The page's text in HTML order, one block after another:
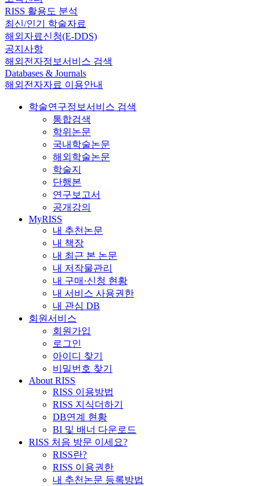
RISS 활용도 분석
최신/인기 학술자료
해외자료신청(E-DDS)
공지사항
해외전자정보서비스 검색
Databases & Journals
해외전자자료 이용안내
학술연구정보서비스 검색
통합검색
학위논문
국내학술논문
해외학술논문
학술지
단행본
연구보고서
공개강의
MyRISS
내 추천논문
내 책장
내 최근 본 논문
내 저작물관리
내 구매·신청 현황
내 서비스 사용권한
내 관심 DB
회원서비스
회원가입
로그인
아이디 찾기
비밀번호 찾기
About RISS
RISS 이용방법
RISS 지식더하기
DB연계 현황
BI 및 배너 다운로드
RISS 처음 방문 이세요?
RISS란?
RISS 이용권한
내 추천논문 등록방법